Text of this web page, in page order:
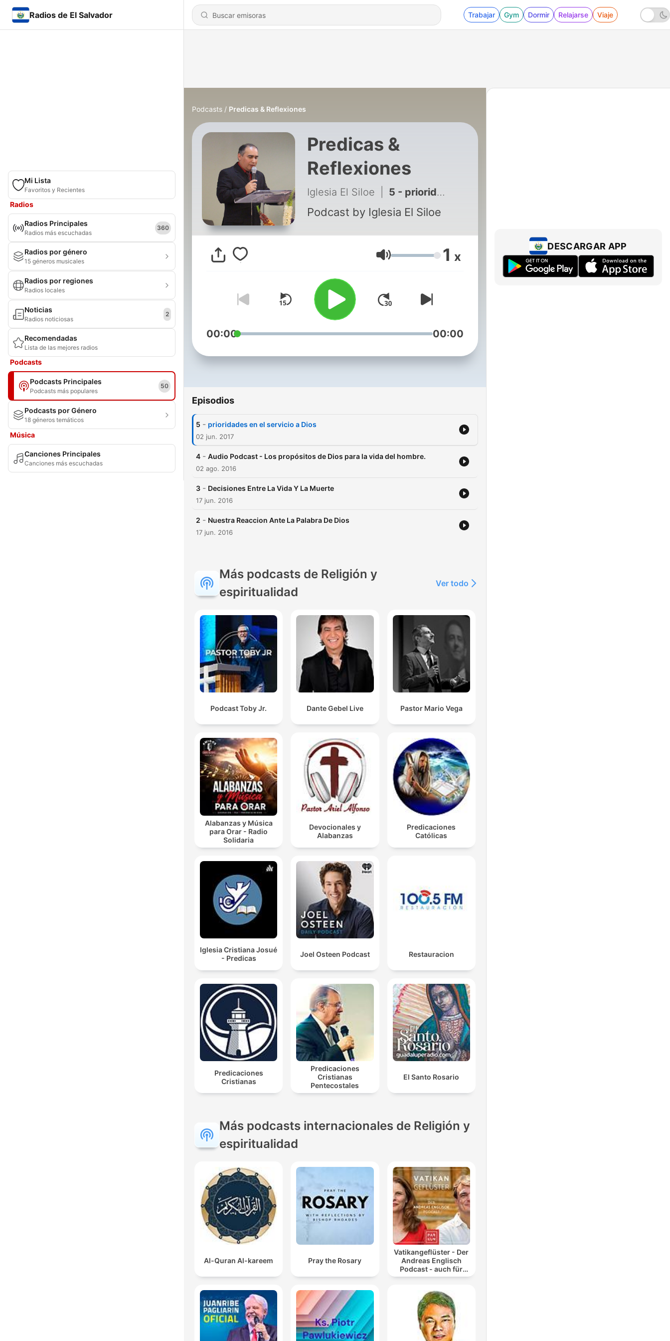
Radios de El Salvador Trabajar Gym Dormir Relajarse Viaje
Mi Lista
Favoritos y Recientes
Radios
Radios Principales
Radios más escuchadas
360
Radios por género
15 géneros musicales
Radios por regiones
Radios locales
Noticias
Radios noticiosas
2
Recomendadas
Lista de las mejores radios
Podcasts
Podcasts Principales
Podcasts más populares
50
Podcasts por Género
18 géneros temáticos
Música
Canciones Principales
Canciones más escuchadas
Podcasts Predicas & Reflexiones
Predicas &
Reflexiones
Iglesia El Siloe 5 - prioridades en el servicio a Dios
Podcast by Iglesia El Siloe
Volumen 1 x
00:00 00:00
Episodios
5 - prioridades en el servicio a Dios
02 jun. 2017
4 - Audio Podcast - Los propósitos de Dios para la vida del hombre.
02 ago. 2016
3 - Decisiones Entre La Vida Y La Muerte
17 jun. 2016
2 - Nuestra Reaccion Ante La Palabra De Dios
17 jun. 2016
Más podcasts de Religión y
espiritualidad
Ver todo
Podcast Toby Jr. Dante Gebel Live Pastor Mario Vega
Alabanzas y Música
para Orar - Radio
Solidaria
Devocionales y
Alabanzas
Predicaciones
Católicas
Iglesia Cristiana Josué
- Predicas
Joel Osteen Podcast Restauracion
Predicaciones
Cristianas
Predicaciones
Cristianas
Pentecostales
El Santo Rosario
Más podcasts internacionales de Religión y
espiritualidad
Al-Quran Al-kareem Pray the Rosary
Vatikangeflüster - Der
Andreas Englisch
Podcast - auch für
Atheisten
DESCARGAR APP